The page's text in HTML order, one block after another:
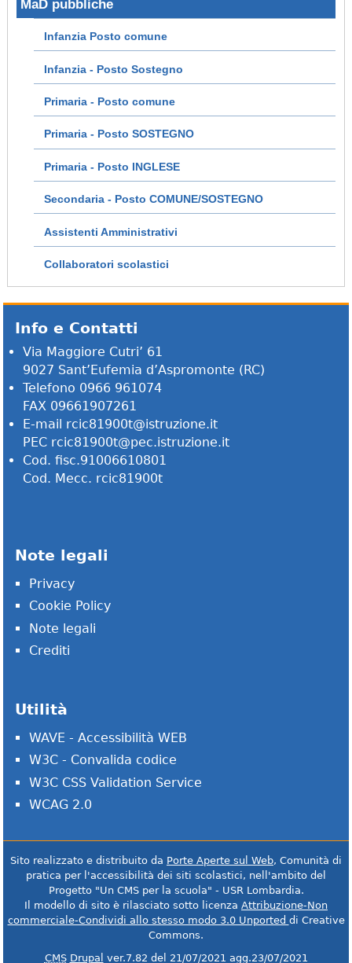
MaD pubbliche
Infanzia Posto comune
Infanzia - Posto Sostegno
Primaria - Posto comune
Primaria - Posto SOSTEGNO
Primaria - Posto INGLESE
Secondaria - Posto COMUNE/SOSTEGNO
Assistenti Amministrativi
Collaboratori scolastici
Info e Contatti
Via Maggiore Cutri’ 61
9027 Sant’Eufemia d’Aspromonte (RC)
Telefono 0966 961074
FAX 09661907261
E-mail rcic81900t@istruzione.it
PEC rcic81900t@pec.istruzione.it
Cod. fisc.91006610801
Cod. Mecc. rcic81900t
Note legali
Privacy
Cookie Policy
Note legali
Crediti
Utilità
WAVE - Accessibilità WEB
W3C - Convalida codice
W3C CSS Validation Service
WCAG 2.0
Sito realizzato e distribuito da Porte Aperte sul Web, Comunità di
pratica per l'accessibilità dei siti scolastici, nell'ambito del
Progetto "Un CMS per la scuola" - USR Lombardia.
Il modello di sito è rilasciato sotto licenza Attribuzione-Non
commerciale-Condividi allo stesso modo 3.0 Unported di Creative
Commons.
CMS Drupal ver.7.82 del 21/07/2021 agg.23/07/2021